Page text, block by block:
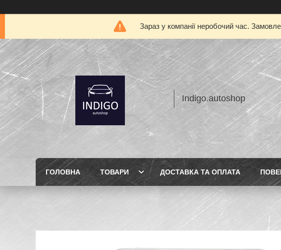
Зараз у компанії неробочий час.
Indigo.autoshop
ГОЛОВНА ТОВАРИ ДОСТАВКА ТА ОПЛАТА